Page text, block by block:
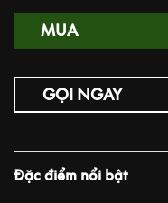
MUA
GỌI NGAY
Đặc điểm nổi bật